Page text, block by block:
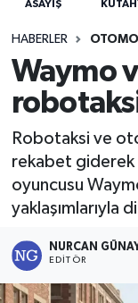
ASAYIŞ
HABERLER
Waymo
Robotaksi ve
rekabet giderek
oyuncusu
yaklaşımlarıyla
NURCAN
EDITÖR
Bölge
Çavdarhisar
Domaniç
Dumlupınar
Dünya
Eğitim
Son Dakika
Haber Arşivi